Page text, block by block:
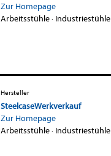
Zur Homepage
Arbeitsstühle· Industriestühle
Hersteller
SteelcaseWerkverkauf
Zur Homepage
Arbeitsstühle· Industriestühle